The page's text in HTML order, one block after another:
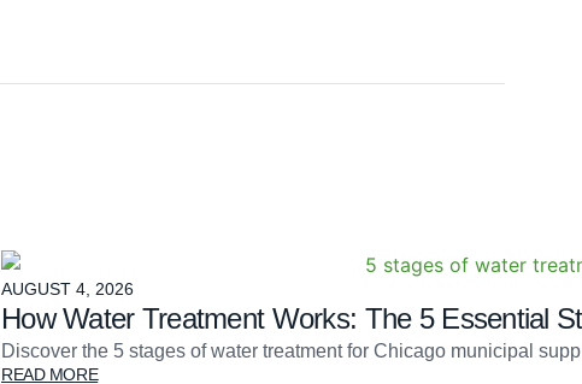
AUGUST 4, 2026
How Water Treatment Works: The 5 Essential
Discover the 5 stages of water treatment for Chicago municipal
READ MORE